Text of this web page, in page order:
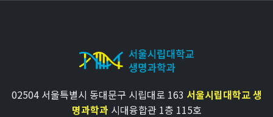
02504 서울특별시 동대문구 시립대로 163 서울시립대학교 생
명과학과 시대융합관 1층 115호